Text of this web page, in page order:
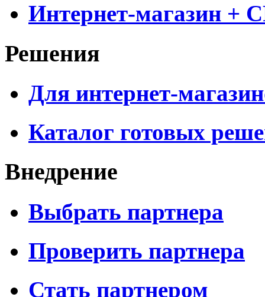
Интернет-магазин +
Решения
Для интернет-
Каталог готовых
Внедрение
Выбрать партнера
Проверить партнера
Стать партнером